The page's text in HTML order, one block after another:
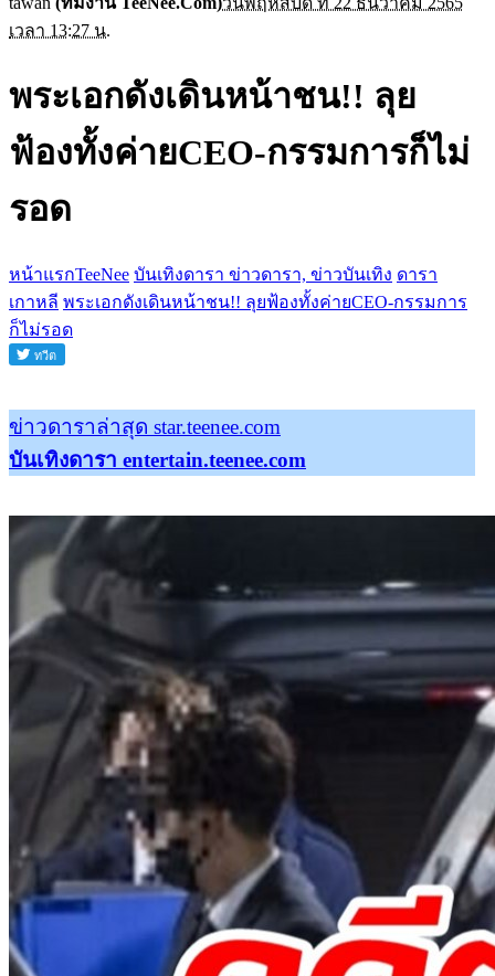
เวลา 13:27 น.
พระเอกดังเดินหน้าชน!! ลุย
ฟ้องทั้งค่ายCEO-กรรมการก็ไม่
รอด
หน้าแรกTeeNee บันเทิงดารา ข่าวดารา, ข่าวบันเทิง ดารา
เกาหลี พระเอกดังเดินหน้าชน!! ลุยฟ้องทั้งค่ายCEO-กรรมการ
ก็ไม่รอด
ข่าวดาราล่าสุด star.teenee.com
บันเทิงดารา entertain.teenee.com